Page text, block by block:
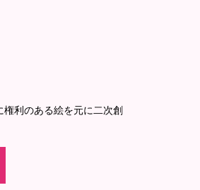
利のある絵を元に二次創